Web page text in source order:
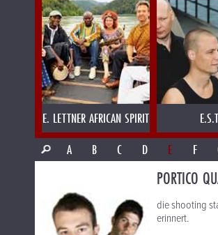
E. LETTNER AFRICAN SPIRIT
A
B C D E F
PORTICO
die shooting
erinnert.